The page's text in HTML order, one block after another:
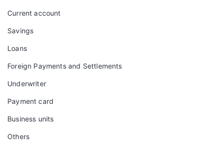
Current account
Savings
Loans
Foreign Payments and Settlements
Underwriter
Payment card
Business units
Others